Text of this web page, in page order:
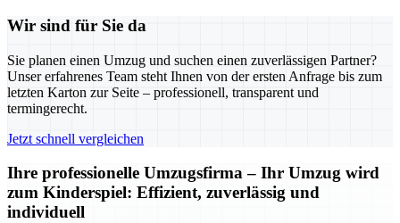
Wir sind für Sie da
Sie planen einen Umzug und suchen einen zuverlässigen Partner?
Unser erfahrenes Team steht Ihnen von der ersten Anfrage bis zum
letzten Karton zur Seite – professionell, transparent und
termingerecht.
Jetzt schnell vergleichen
Ihre professionelle Umzugsfirma – Ihr Umzug wird
zum Kinderspiel: Effizient, zuverlässig und
individuell